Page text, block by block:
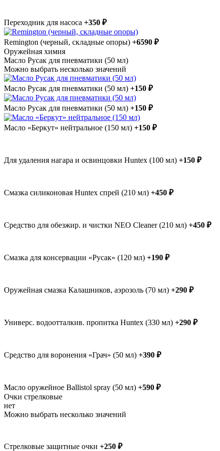
Переходник для насоса +350 ₽
Remington (черный, складные опоры) +6590 ₽
Оружейная химия
Масло Русак для пневматики (50 мл)
Можно выбрать несколько значений
Масло Русак для пневматики (50 мл) +150 ₽
Масло Русак для пневматики (50 мл) +150 ₽
Масло «Беркут» нейтральное (150 мл) +150 ₽
Для удаления нагара и освинцовки Huntex (100 мл) +150 ₽
Смазка силиконовая Huntex спрей (210 мл) +450 ₽
Средство для обезжир. и чистки NEO Cleaner (210 мл) +450 ₽
Смазка для консервации «Русак» (120 мл) +190 ₽
Оружейная смазка Калашников, аэрозоль (70 мл) +290 ₽
Универс. водоотталкив. пропитка Huntex (330 мл) +290 ₽
Средство для воронения «Грач» (50 мл) +390 ₽
Масло оружейное Ballistol spray (50 мл) +590 ₽
Очки стрелковые
нет
Можно выбрать несколько значений
Стрелковые защитные очки +250 ₽